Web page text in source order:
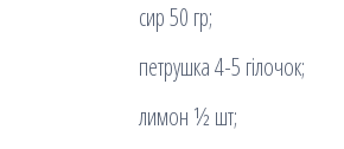
сир 50 гр;
петрушка 4-5 гілочок;
лимон ½ шт;